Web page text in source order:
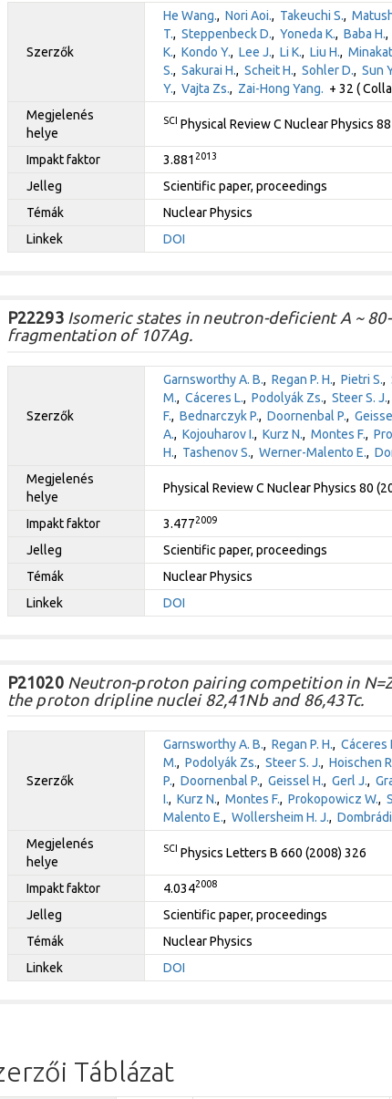
Szerzők
He Wang., Nori Aoi., Takeuchi S.,
T., Steppenbeck D., Yoneda K., Baba H.,
K., Kondo Y., Lee J., Li K., Liu H.,
S., Sakurai H., Scheit H., Sohler D., Sun
Y., Vajta Zs., Zai-Hong Yang. + 32 (
Megjelenés
helye
SCI Physical Review C Nuclear Physics
Impakt faktor 3.881 2013
Jelleg
Scientific paper, proceedings
Témák
Nuclear Physics
Linkek
DOI
P22293Isomeric states in neutron-deficient A ~
fragmentation of 107Ag.
Szerzők
Garnsworthy A. B., Regan P. H., Pietri S.,
M., Cáceres L., Podolyák Zs., Steer S. J.,
F., Bednarczyk P., Doornenbal P.,
A., Kojouharov I., Kurz N., Montes F.,
H., Tashenov S., Werner-Malento E.,
Megjelenés
helye
Physical Review C Nuclear Physics 80
Impakt faktor 3.4772009
Jelleg
Scientific paper, proceedings
Témák
Nuclear Physics
Linkek
DOI
P21020Neutron-proton pairing competition in
the proton dripline nuclei 82,41Nb and 86,43Tc.
Szerzők
Garnsworthy A. B., Regan P. H., Cáceres
M., Podolyák Zs., Steer S. J., Hoischen
P., Doornenbal P., Geissel H., Gerl J.,
I., Kurz N., Montes F., Prokopowicz W.,
Malento E., Wollersheim H. J.,
Megjelenés
helye
SCI Physics Letters B 660 (2008) 326
Impakt faktor 4.0342008
Jelleg
Scientific paper, proceedings
Témák
Nuclear Physics
Linkek
DOI
Táblázat